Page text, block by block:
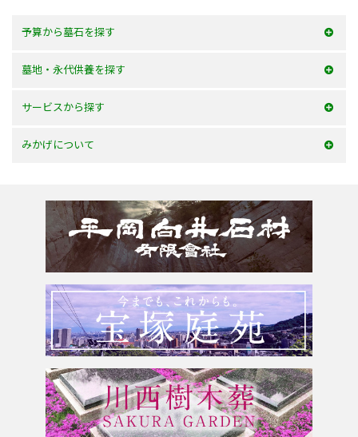
予算から墓石を探す
50万以内
100万以内
150万以内
墓地・永代供養を探す
大阪府
兵庫県
奈良県
和歌山県
サービスから探す
お墓を建てる
墓じまい・改葬
追加文字彫刻
みかげについて
会社案内
よくあるご質問
お問合せ